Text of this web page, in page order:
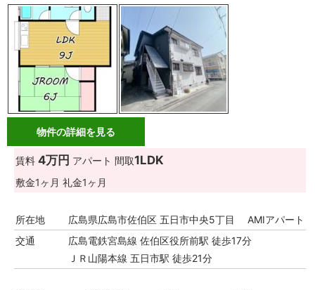
物件の詳細を見る
賃料 4万円 アパート 間取1LDK
敷金1ヶ月 礼金1ヶ月
所在地
広島県広島市佐伯区 五日市中央5丁目 AMIアパート
交通
広島電鉄宮島線 佐伯区役所前駅 徒歩17分
ＪＲ山陽本線 五日市駅 徒歩21分